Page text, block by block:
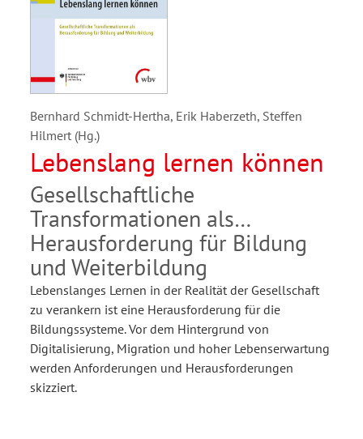
Bernhard Schmidt-Hertha, Erik Haberzeth, Steffen
Hilmert (Hg.)
Lebenslang lernen können
Gesellschaftliche
Transformationen als
Herausforderung für Bildung
und Weiterbildung
Lebenslanges Lernen in der Realität der Gesellschaft
zu verankern ist eine Herausforderung für die
Bildungssysteme. Vor dem Hintergrund von
Digitalisierung, Migration und hoher Lebenserwartung
werden Anforderungen und Herausforderungen
skizziert.